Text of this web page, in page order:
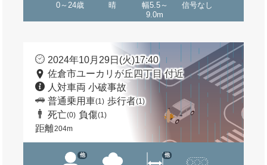
0～24歳 晴
幅5.5～
9.0m
信号なし
2024年10月29日(火)17:40
佐倉市ユーカリが丘四丁目 付近
人対車両 小破事故
普通乗用車(1) 歩行者(1)
死亡(0) 負傷(1)
距離204m
他 他